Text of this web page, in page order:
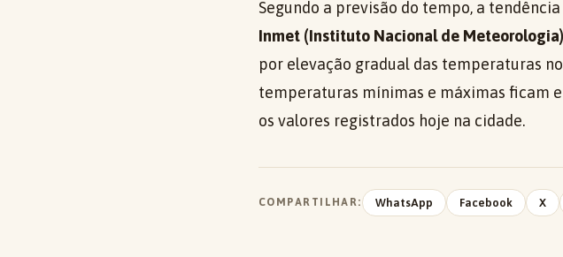
Segundo a previsão do tempo, a
Inmet (Instituto Nacional de Meteorologia)
por elevação gradual das temperaturas
temperaturas mínimas e máximas ficam
os valores registrados hoje na cidade.
COMPARTILHAR: WhatsApp Facebook X